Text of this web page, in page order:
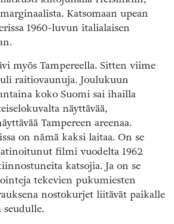
Katsomaan upean
1960-luvun italialaisen
myös Tampereella. Sitten viime
raitiovaunuja. Joulukuun
koko Suomi sai ihailla
näyttävää,
Tampereen areenaa.
on nämä kaksi laitaa. On se
filmi vuodelta 1962
katsojia. Ja on se
tekevien pukumiesten
nostokurjet liitävät paikalle